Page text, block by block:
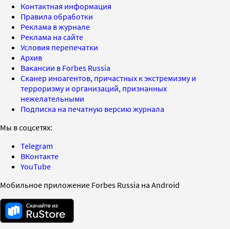
Контактная информация
Правила обработки
Реклама в журнале
Реклама на сайте
Условия перепечатки
Архив
Вакансии в Forbes Russia
Сканер иноагентов, причастных к экстремизму и
терроризму и организаций, признанных
нежелательными
Подписка на печатную версию журнала
Мы в соцсетях:
Telegram
ВКонтакте
YouTube
Мобильное приложение Forbes Russia на Android